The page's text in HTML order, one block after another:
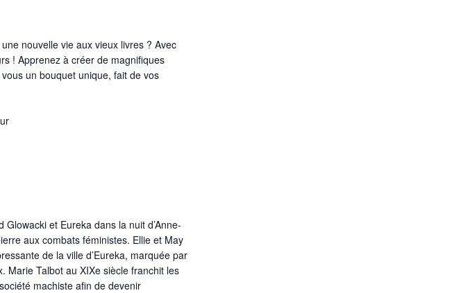
nouvelle vie aux vieux livres ? Avec
! Apprenez à créer de magnifiques
un bouquet unique, fait de vos
Glowacki et Eureka dans la nuit d’Anne-
aux combats féministes. Ellie et May
de la ville d’Eureka, marquée par
Marie Talbot au XIXe siècle franchit les
machiste afin de devenir